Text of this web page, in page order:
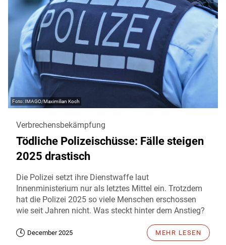
IMAGO/Maximilian Koch
Verbrechensbekämpfung
Tödliche Polizeischüsse: Fälle steigen
2025 drastisch
Die Polizei setzt ihre Dienstwaffe laut
Innenministerium nur als letztes Mittel ein. Trotzdem
hat die Polizei 2025 so viele Menschen erschossen
wie seit Jahren nicht. Was steckt hinter dem Anstieg?
December 2025 MEHR LESEN